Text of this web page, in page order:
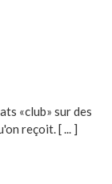
«club» sur des
reçoit. [ ... ]